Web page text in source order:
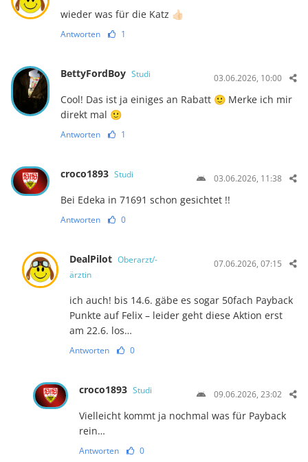
wieder was für die Katz 👍🏻
Antworten 1
BettyFordBoy Studi 03.06.2026, 10:00
Cool! Das ist ja einiges an Rabatt 🙂 Merke ich mir
direkt mal 🙂
Antworten 1
croco1893 Studi 03.06.2026, 11:38
Bei Edeka in 71691 schon gesichtet !!
Antworten 0
DealPilot Oberarzt/-
ärztin
07.06.2026, 07:15
ich auch! bis 14.6. gäbe es sogar 50fach Payback
Punkte auf Felix – leider geht diese Aktion erst
am 22.6. los…
Antworten 0
croco1893 Studi 09.06.2026, 23:02
Vielleicht kommt ja nochmal was für Payback
rein…
Antworten 0